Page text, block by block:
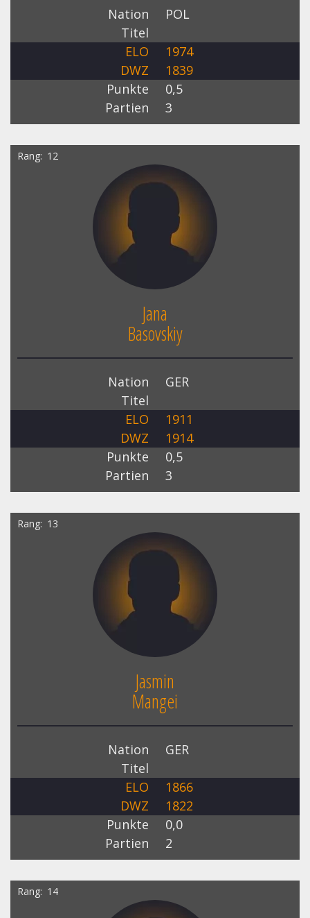
Nation
POL
Titel
ELO
1974
DWZ
1839
Punkte
0,5
Partien
3
Rang 12
Jana
Basovskiy
Nation
GER
Titel
ELO
1911
DWZ
1914
Punkte
0,5
Partien
3
Rang 13
Jasmin
Mangei
Nation
GER
Titel
ELO
1866
DWZ
1822
Punkte
0,0
Partien
2
Rang 14